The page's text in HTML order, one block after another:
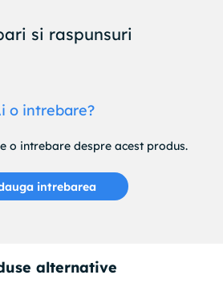
si raspunsuri
o intrebare?
o intrebare despre acest produs.
intrebarea
alternative